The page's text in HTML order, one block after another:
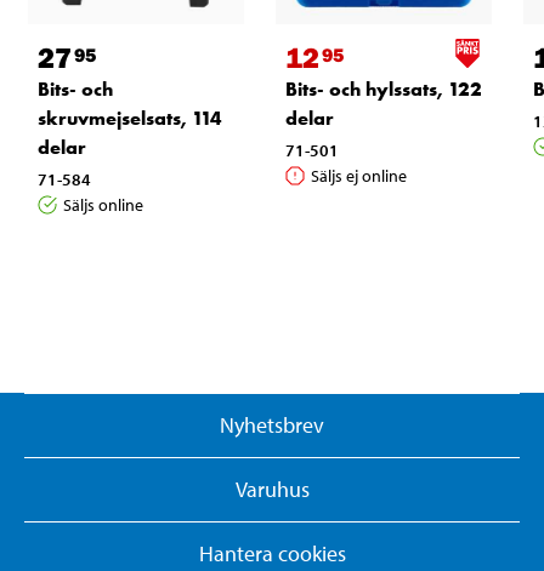
2795
Bits- och
skruvmejselsats, 114
delar
71-584
Säljs online
1295
Bits- och hylssats, 122
delar
71-501
Säljs ej online
Nyhetsbrev
Varuhus
Hantera cookies